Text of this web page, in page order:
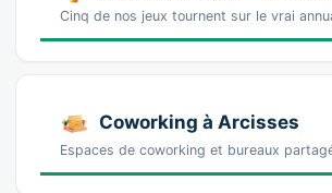
Cinq de nos jeux tournent sur le vrai
Coworking à Arcisses
Espaces de coworking et bureaux